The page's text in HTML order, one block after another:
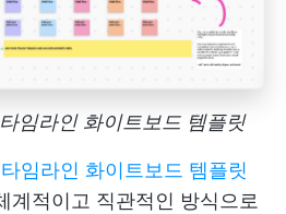
임라인 화이트보드 템플릿
임라인 화이트보드 템플릿
계적이고 직관적인 방식으로